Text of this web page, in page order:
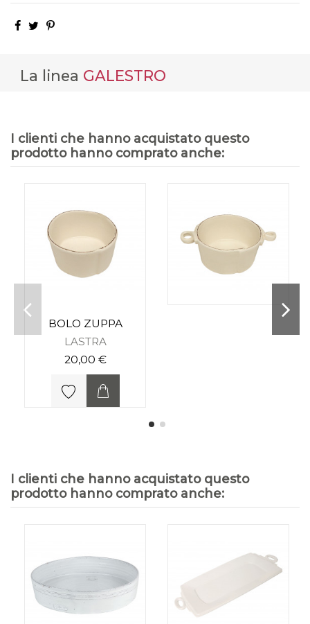
La linea GALESTRO
I clienti che hanno acquistato questo
prodotto hanno comprato anche:
BOLO ZUPPA
LASTRA
20,00 €
I clienti che hanno acquistato questo
prodotto hanno comprato anche: